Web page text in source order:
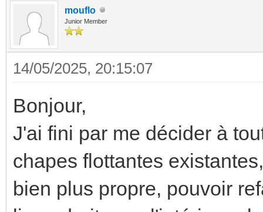
mouflo
Junior Member
14/05/2025, 20:15:07
Bonjour,
J'ai fini par me décider à
chapes flottantes
bien plus propre, pouvoir